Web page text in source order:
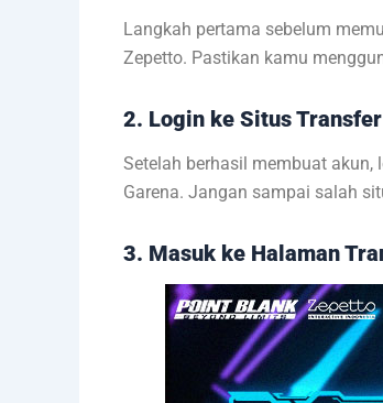
Langkah pertama sebelum
Zepetto. Pastikan kamu
2. Login ke Situs
Setelah berhasil membuat
Garena. Jangan sampai salah
3. Masuk ke Halaman